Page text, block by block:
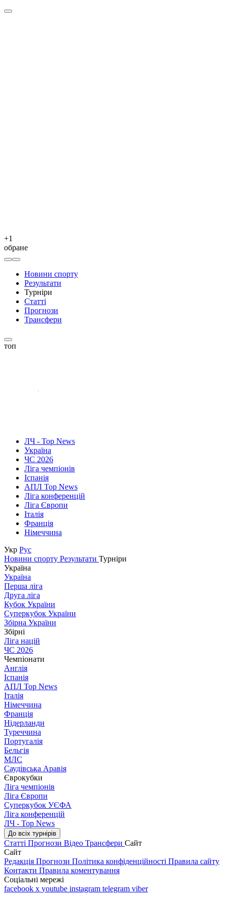
+1
обране
Новини спорту
Результати
Турніри
Статті
Прогнози
Трансфери
топ
ЛЧ - Top News
Україна
ЧС 2026
Ліга чемпіонів
Іспанія
АПЛ Top News
Ліга конференцій
Ліга Європи
Італія
Франція
Німеччина
Укр Рус
Новини спорту Результати Турніри
Україна
Україна
Перша ліга
Друга ліга
Кубок України
Суперкубок України
Збірна України
Збірні
Ліга націй
ЧС 2026
Чемпіонати
Англія
Іспанія
АПЛ Top News
Італія
Німеччина
Франція
Нідерланди
Туреччина
Португалія
Бельгія
МЛС
Саудівська Аравія
Єврокубки
Ліга чемпіонів
Ліга Європи
Суперкубок УЄФА
Ліга конференцій
ЛЧ - Top News
До всіх турнірів
Статті Прогнози Відео Трансфери Сайт
Сайт
Редакція Прогнози Політика конфіденційності Правила сайту
Контакти Правила коментування
Соціальні мережі
facebook x youtube instagram telegram viber